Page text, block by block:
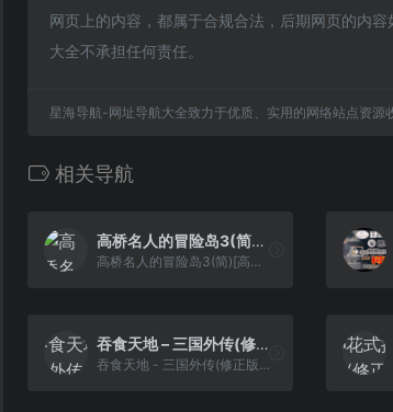
网页上的内容，都属于合规合法，后期网页的内
大全不承担任何责任。
星海导航-网址导航大全致力于优质、实用的网络站点资源
相关导航
高桥名人的冒险岛3(简)[高艳龙](US)[ACT](2Mb)
高桥名人的冒险岛3(简)[高艳龙](US)[ACT](2Mb)
吞食天地 – 三国外传(修正版)(简)[先锋卡通+Necrosaro](JP)[RPG](5Mb)
吞食天地 - 三国外传(修正版)(简)[先锋卡通+Necrosaro](JP)[RPG](5Mb)